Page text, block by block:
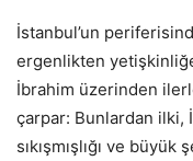
İstanbul’un
ergenlikten
İbrahim üzerinden
çarpar: Bunlardan ilki,
sıkışmışlığı ve